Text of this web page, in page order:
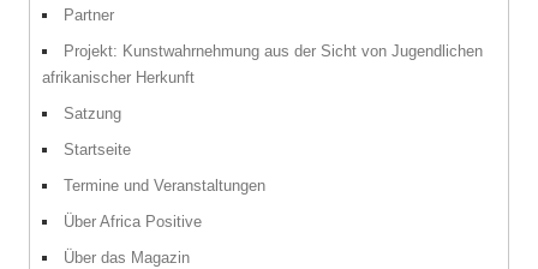
Partner
Projekt: Kunstwahrnehmung aus der Sicht von Jugendlichen
afrikanischer Herkunft
Satzung
Startseite
Termine und Veranstaltungen
Über Africa Positive
Über das Magazin